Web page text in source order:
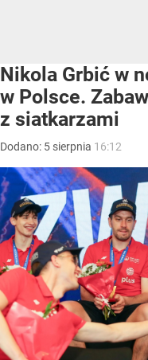
Nikola Grbić w
w Polsce.
z siatkarzami
Dodano: 5 sierpnia 16:12